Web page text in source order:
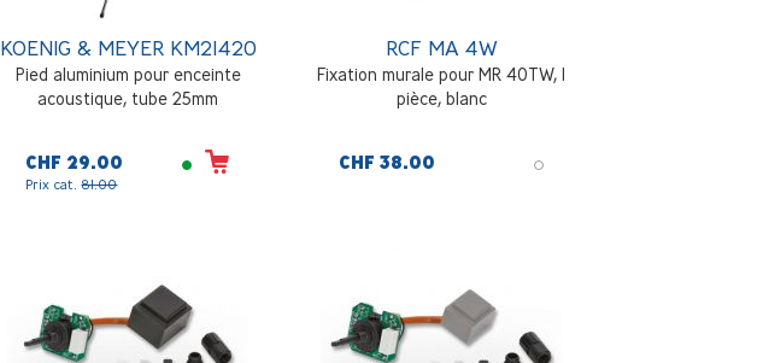
KOENIG & MEYER KM21420
Pied aluminium pour enceinte
acoustique, tube 25mm
CHF 29.00
Prix cat.81.00
RCF MA 4W
Fixation murale pour MR 40TW, 1
pièce, blanc
CHF 38.00